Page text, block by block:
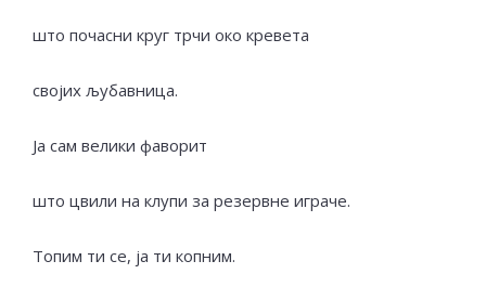
што почасни круг трчи око кревета
својих љубавница.
Ја сам велики фаворит
што цвили на клупи за резервне играче.
Топим ти се, ја ти копним.